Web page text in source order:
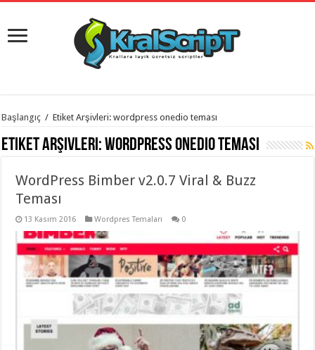
istanbul
evden
eve
organizasyon,
gaziantep
evden
taşımacılık,
evden
taşımacılık,
gaziantep
evden
taşımacılık,
gaziantep
Başlangıç / Etiket Arşivleri: wordpress onedio teması
Etiket Arşivleri:wordpress onedio teması
WordPress Bimber v2.0.7 Viral & Buzz
Teması
13 Kasım 2016 Wordpres Temaları 0